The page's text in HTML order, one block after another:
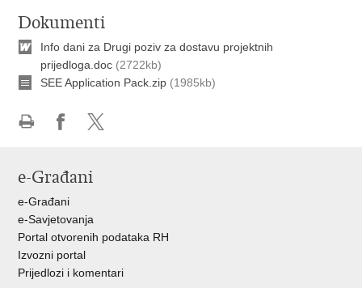
Dokumenti
Info dani za Drugi poziv za dostavu projektnih
prijedloga.doc (2722kb)
SEE Application Pack.zip (1985kb)
Facebooku
X-
e-Građani
e-Građani
e-Savjetovanja
Portal otvorenih podataka RH
Izvozni portal
Prijedlozi i komentari